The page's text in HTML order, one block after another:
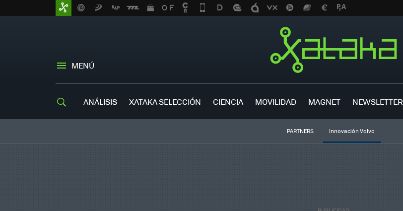
MENÚ
ANÁLISIS XATAKA SELECCIÓN CIENCIA MOVILIDAD MAGNET NEWSLETTER
PARTNERS Innovación Volvo